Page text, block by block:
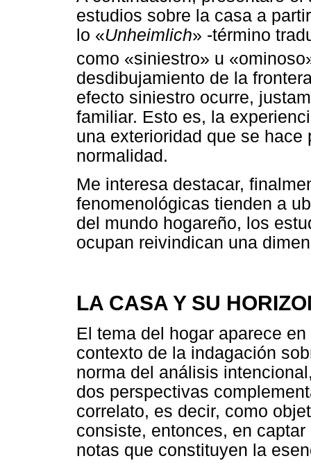
estudios sobre la casa a
lo «Unheimlich» -término
como «siniestro» u
desdibujamiento de la
efecto siniestro ocurre,
familiar. Esto es, la
una exterioridad que se
normalidad.
Me interesa destacar,
fenomenológicas tienden a
del mundo hogareño, los
ocupan reivindican una
LA CASA Y SU
El tema del hogar aparece
contexto de la indagación
norma del análisis
dos perspectivas
correlato, es decir, como
consiste, entonces, en
notas que constituyen la